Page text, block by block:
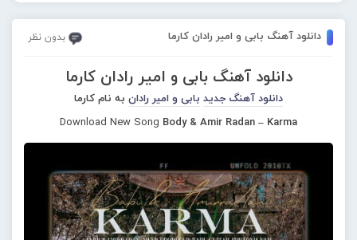
دانلود آهنگ بابی و امیر رادان کارما بدون نظر
دانلود آهنگ بابی و امیر رادان کارما
دانلود آهنگ جدید بابی و امیر رادان به نام کارما
Download New Song Body & Amir Radan – Karma